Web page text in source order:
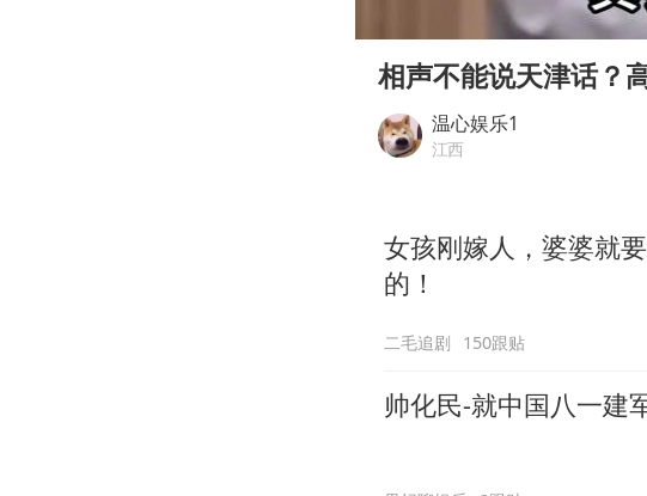
2名小孩
美股存
相声不能说天津话？
温心娱乐1
江西
女孩刚嫁人，婆婆就
的！
二毛追剧 150跟贴
帅化民-就中国八一建